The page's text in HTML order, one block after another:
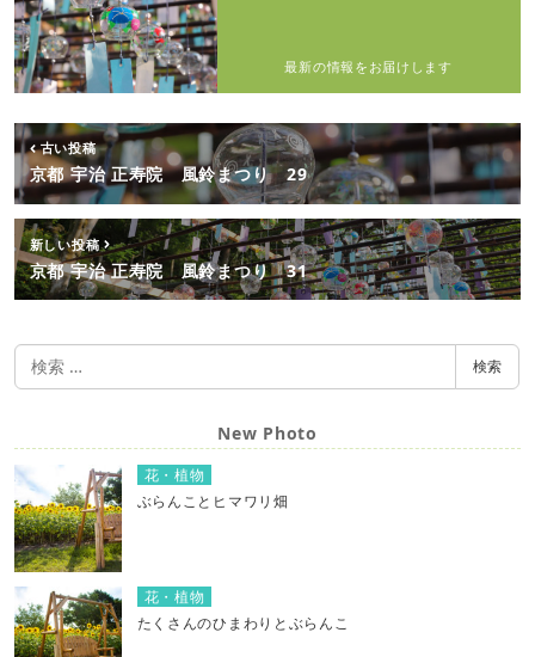
最新の情報をお届けします
古い投稿
京都 宇治 正寿院 風鈴まつり 29
新しい投稿
京都 宇治 正寿院 風鈴まつり 31
検
索
検索
New Photo
花・植物
ぶらんことヒマワリ畑
花・植物
たくさんのひまわりとぶらんこ